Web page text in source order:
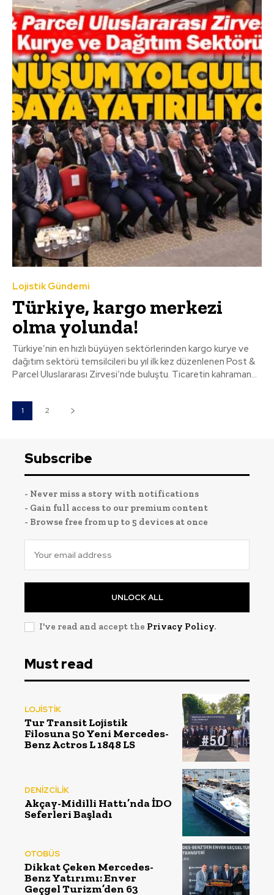
Lojistik Gündemi
Türkiye, kargo merkezi
olma yolunda!
Türkiye’nin en hızlı büyüyen sektörlerinden kargo kurye ve
dağıtım sektörü temsilcileri bu yıl ilk kez düzenlenen Post &
Parcel Uluslararası Zirvesi’nde buluştu. Ticaretin kahraman...
1 2
Subscribe
- Never miss a story with notifications
- Gain full access to our premium content
- Browse free from up to 5 devices at once
UNLOCK ALL
I've read and accept the Privacy Policy.
Must read
LOJİSTİK
Tur Transit Lojistik
Filosuna 50 Yeni Mercedes-
Benz Actros L 1848 LS
DENİZCİLİK
Akçay-Midilli Hattı’nda İDO
Seferleri Başladı
OTOBÜS
Dikkat Çeken Mercedes-
Benz Yatırımı: Enver
Geçgel Turizm’den 63